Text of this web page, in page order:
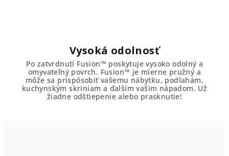
Vysoká odolnosť
Po zatvrdnutí Fusion™ poskytuje vysoko odolný a
omyvateľný povrch. Fusion™ je mierne pružný a
môže sa prispôsobiť vašemu nábytku, podlahám,
kuchynským skriniam a ďalším vašim nápadom. Už
žiadne odštiepenie alebo prasknutie!